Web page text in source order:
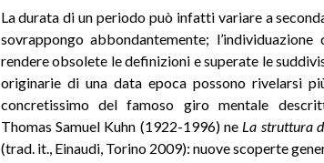
La durata di un periodo può infatti variare a
sovrappongo abbondantemente;
rendere obsolete le definizioni e superate le
originarie di una data epoca possono rivelarsi
concretissimo del famoso giro mentale
Thomas Samuel Kuhn (1922-1996) ne La struttura
(trad. it., Einaudi, Torino 2009): nuove scoperte